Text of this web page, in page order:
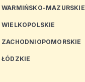
WARMIŃSKO-MAZURSKIE
ŁÓDZKIE